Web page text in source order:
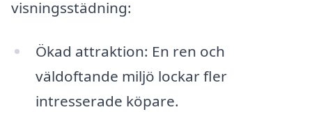
visningsstädning:
Ökad attraktion: En ren och
väldoftande miljö lockar fler
intresserade köpare.